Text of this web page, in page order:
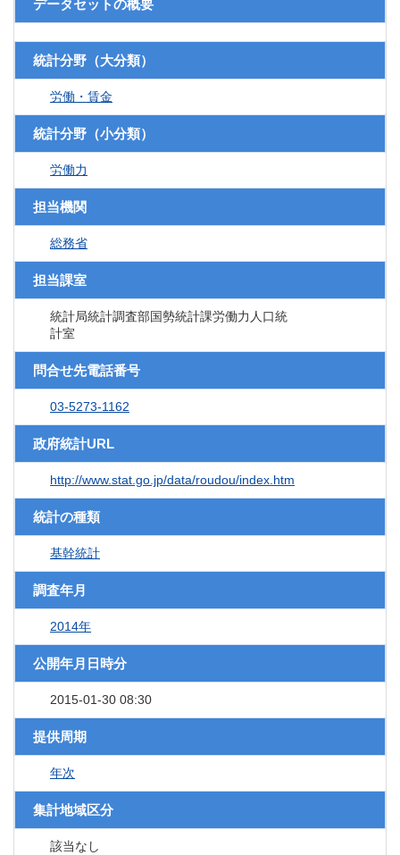
データセットの概要
統計分野（大分類）
労働・賃金
統計分野（小分類）
労働力
担当機関
総務省
担当課室
統計局統計調査部国勢統計課労働力人口統
計室
問合せ先電話番号
03-5273-1162
政府統計URL
http://www.stat.go.jp/data/roudou/index.htm
統計の種類
基幹統計
調査年月
2014年
公開年月日時分
2015-01-30 08:30
提供周期
年次
集計地域区分
該当なし